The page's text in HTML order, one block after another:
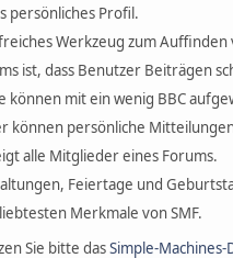
persönliches Profil.
Werkzeug zum
ist, dass Benutzer Beiträgen
können mit ein wenig BBC
können persönliche
alle Mitglieder eines Forums.
Feiertage und
Merkmale von SMF.
Sie bitte dasSimple-